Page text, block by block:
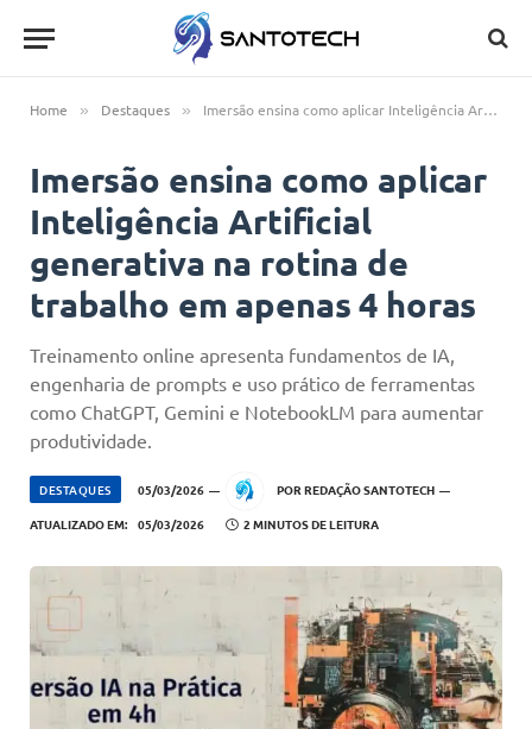
Home » Destaques » Imersão ensina como aplicar Inteligência Artificial generativa na rotina de trabalho em apenas 4 horas
Imersão ensina como aplicar
Inteligência Artificial
generativa na rotina de
trabalho em apenas 4 horas
Treinamento online apresenta fundamentos de IA,
engenharia de prompts e uso prático de ferramentas
como ChatGPT, Gemini e NotebookLM para aumentar
produtividade.
DESTAQUES 05/03/2026 POR REDAÇÃO SANTOTECH
ATUALIZADO EM: 05/03/2026 2 MINUTOS DE LEITURA